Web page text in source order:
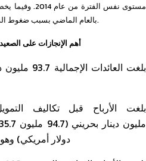
مستوى نفس
بالعام الماضي بسبب ضغوط المنافسة في عدد من عمليات المجموعة.
أهم الإنجازات على
بلغت الأرباح قبل تكاليف
دولار أمريكي) وهو